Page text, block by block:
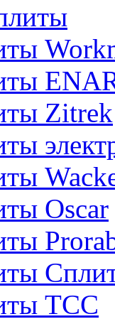
Zitrek
Oscar
ТСС